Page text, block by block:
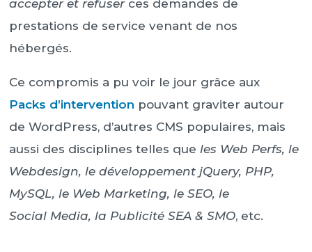
accepter et refuserces demandes de
prestations de service venant de nos
hébergés.
Ce compromis a pu voir le jour grâce aux
Packs d’intervention pouvant graviter autour
de WordPress, d’autres CMS populaires, mais
aussi des disciplines telles que les Web Perfs, le
Webdesign, le développement jQuery, PHP,
MySQL, le Web Marketing, le SEO, le
Social Media, la Publicité SEA & SMO, etc.